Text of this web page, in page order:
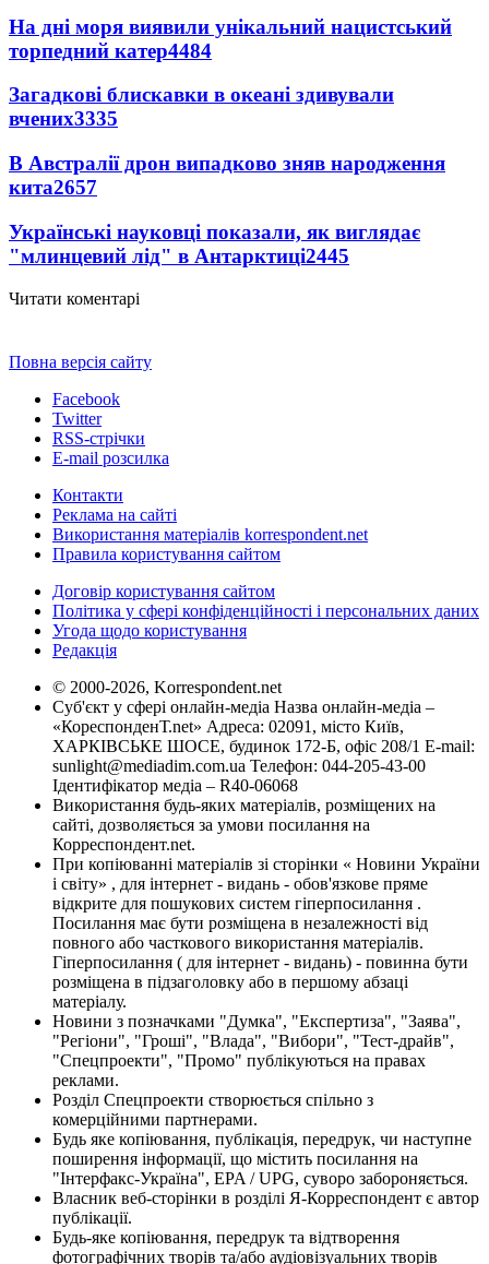
На дні моря виявили унікальний нацистський
торпедний катер4484
Загадкові блискавки в океані здивували
вчених3335
В Австралії дрон випадково зняв народження
кита2657
Українські науковці показали, як виглядає
"млинцевий лід" в Антарктиці2445
Читати коментарі
Повна версія сайту
Facebook
Twitter
RSS-стрічки
E-mail розсилка
Контакти
Реклама на сайті
Використання матеріалів korrespondent.net
Правила користування сайтом
Договір користування сайтом
Політика у сфері конфіденційності і персональних даних
Угода щодо користування
Редакція
© 2000-2026, Korrespondent.net
Суб'єкт у сфері онлайн-медіа Назва онлайн-медіа –
«КореспонденТ.net» Адреса: 02091, місто Київ,
ХАРКІВСЬКЕ ШОСЕ, будинок 172-Б, офіс 208/1 E-mail:
sunlight@mediadim.com.ua Телефон: 044-205-43-00
Ідентифікатор медіа – R40-06068
Використання будь-яких матеріалів, розміщених на
сайті, дозволяється за умови посилання на
Корреспондент.net.
При копіюванні матеріалів зі сторінки « Новини України
і світу» , для інтернет - видань - обов'язкове пряме
відкрите для пошукових систем гіперпосилання .
Посилання має бути розміщена в незалежності від
повного або часткового використання матеріалів.
Гіперпосилання ( для інтернет - видань) - повинна бути
розміщена в підзаголовку або в першому абзаці
матеріалу.
Новини з позначками "Думка", "Експертиза", "Заява",
"Регіони", "Гроші", "Влада", "Вибори", "Тест-драйв",
"Спецпроекти", "Промо" публікуються на правах
реклами.
Розділ Спецпроекти створюється спільно з
комерційними партнерами.
Будь яке копіювання, публікація, передрук, чи наступне
поширення інформації, що містить посилання на
"Інтерфакс-Україна", EPA / UPG, суворо забороняється.
Власник веб-сторінки в розділі Я-Корреспондент є автор
публікації.
Будь-яке копіювання, передрук та відтворення
фотографічних творів та/або аудіовізуальних творів